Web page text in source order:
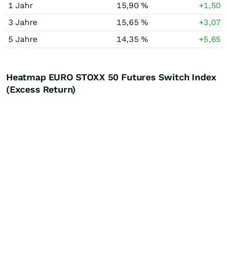
1 Jahr
15,90 %
+1,50
3 Jahre
15,65 %
+3,07
5 Jahre
14,35 % +5,65
Heatmap EURO STOXX 50 Futures Switch Index
(Excess Return)